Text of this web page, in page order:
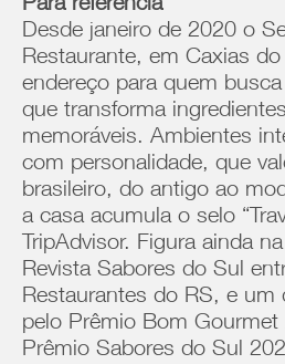
Para referência
Desde janeiro de 2020 o
Restaurante, em Caxias
endereço para quem
que transforma
memoráveis. Ambientes
com personalidade, que
brasileiro, do antigo ao
a casa acumula o selo
TripAdvisor. Figura ainda
Revista Sabores do Sul
Restaurantes do RS, e um
pelo Prêmio Bom
Prêmio Sabores do Sul